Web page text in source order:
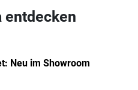
entdecken
Neu im Showroom